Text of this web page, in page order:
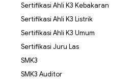
Sertifikasi Ahli K3 Kebakaran
Sertifikasi Ahli K3 Listrik
Sertifikasi Ahli K3 Umum
Sertifikasi Juru Las
SMK3
SMK3 Auditor